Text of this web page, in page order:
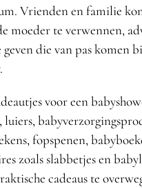
Vrienden en familie
moeder te verwennen,
geven die van pas komen
voor een
luiers,
fopspenen,
zoals slabbetjes en
cadeaus te